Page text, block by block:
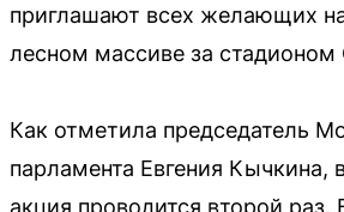
приглашают всех желающих
лесном массиве за
Как отметила председатель
парламента Евгения Кычкина,
акция проводится второй раз.